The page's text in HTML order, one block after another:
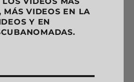
MÁS VIDEOS EN LA
Y EN